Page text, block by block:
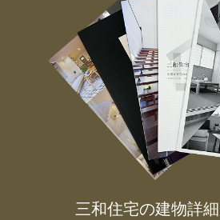
三和住宅の建物詳